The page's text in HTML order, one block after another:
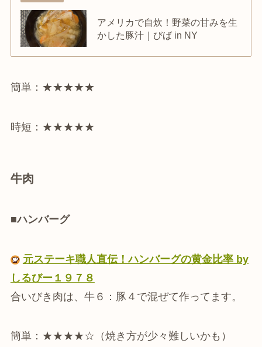
アメリカで自炊！野菜の甘みを生
かした豚汁｜びば in NY
簡単：★★★★★
時短：★★★★★
牛肉
■ハンバーグ
元ステーキ職人直伝！ハンバーグの黄金比率 by
しるびー１９７８
合いびき肉は、牛６：豚４で混ぜて作ってます。
簡単：★★★★☆（焼き方が少々難しいかも）